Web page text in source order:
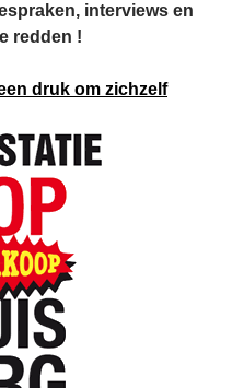
interviews en
redden !
druk om zichzelf